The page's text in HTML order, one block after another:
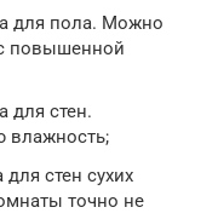
для пола. Можно
повышенной
для стен.
влажность;
стен сухих
точно не